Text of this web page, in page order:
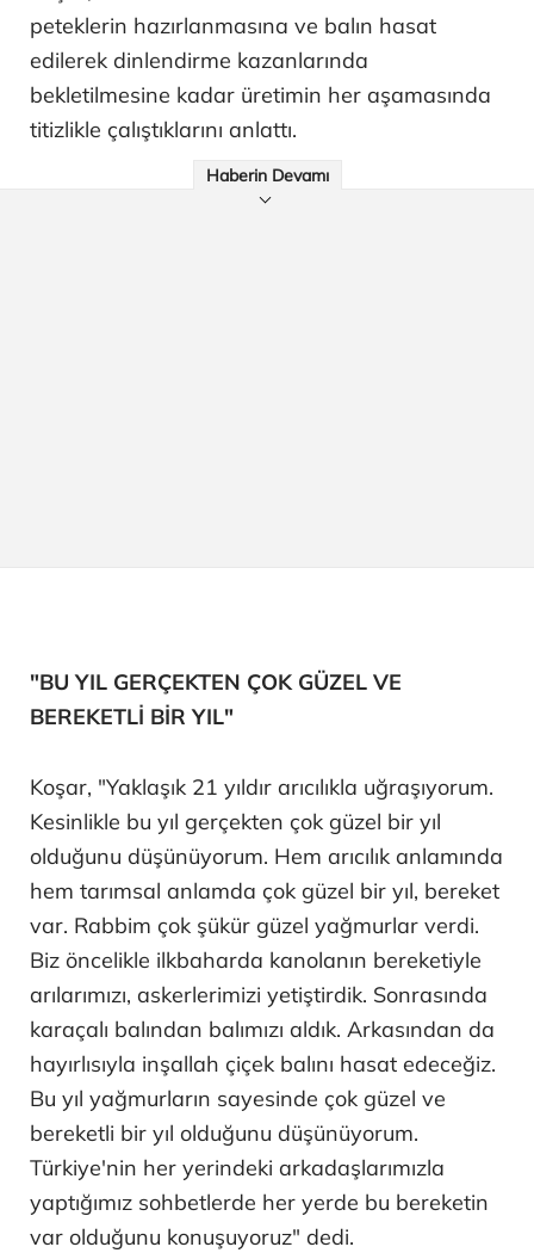
peteklerin hazırlanmasına ve balın hasat
edilerek dinlendirme kazanlarında
bekletilmesine kadar üretimin her aşamasında
titizlikle çalıştıklarını anlattı.
Haberin Devamı
"BU YIL GERÇEKTEN ÇOK GÜZEL VE
BEREKETLİ BİR YIL"
Koşar, "Yaklaşık 21 yıldır arıcılıkla uğraşıyorum.
Kesinlikle bu yıl gerçekten çok güzel bir yıl
olduğunu düşünüyorum. Hem arıcılık anlamında
hem tarımsal anlamda çok güzel bir yıl, bereket
var. Rabbim çok şükür güzel yağmurlar verdi.
Biz öncelikle ilkbaharda kanolanın bereketiyle
arılarımızı, askerlerimizi yetiştirdik. Sonrasında
karaçalı balından balımızı aldık. Arkasından da
hayırlısıyla inşallah çiçek balını hasat edeceğiz.
Bu yıl yağmurların sayesinde çok güzel ve
bereketli bir yıl olduğunu düşünüyorum.
Türkiye'nin her yerindeki arkadaşlarımızla
yaptığımız sohbetlerde her yerde bu bereketin
var olduğunu konuşuyoruz" dedi.